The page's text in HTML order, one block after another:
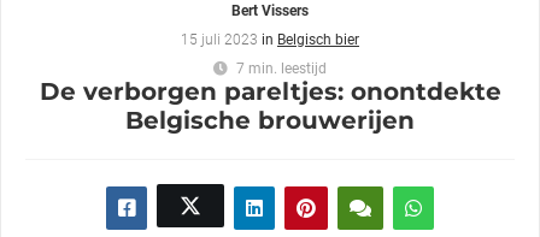
Bert Vissers
15 juli 2023 in Belgisch bier
7 min. leestijd
De verborgen pareltjes: onontdekte
Belgische brouwerijen